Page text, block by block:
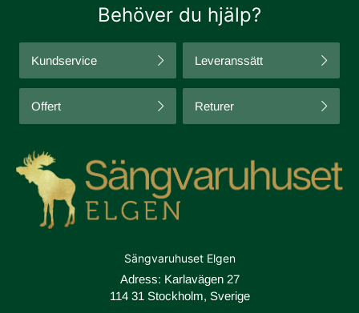
Behöver du hjälp?
Kundservice Leveranssätt
Offert Returer
Sängvaruhuset Elgen
Adress: Karlavägen 27
114 31 Stockholm, Sverige